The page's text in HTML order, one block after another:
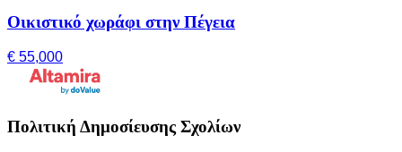
Οικιστικό χωράφι στην Πέγεια
€ 55,000
Πολιτική Δημοσίευσης Σχολίων